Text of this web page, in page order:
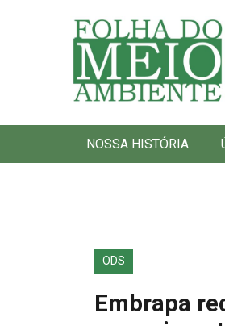
Folha do Meio Ambiente
NOSSA HISTÓRIA
ODS
Embrapa